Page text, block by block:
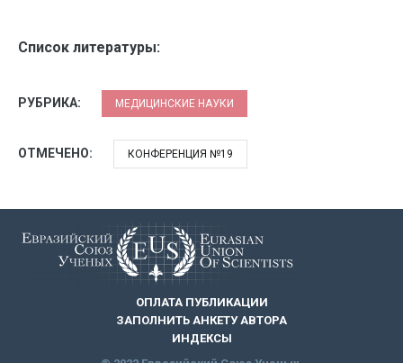
Список литературы:
РУБРИКА: МЕДИЦИНСКИЕ НАУКИ
ОТМЕЧЕНО: КОНФЕРЕНЦИЯ №19
ОПЛАТА ПУБЛИКАЦИИ
ЗАПОЛНИТЬ АНКЕТУ АВТОРА
ИНДЕКСЫ